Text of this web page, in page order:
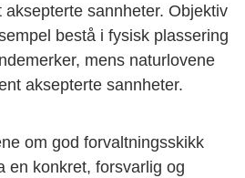
sannheter. Objektiv
bestå i fysisk plassering
mens naturlovene
aksepterte sannheter.
om god forvaltningsskikk
en konkret, forsvarlig og